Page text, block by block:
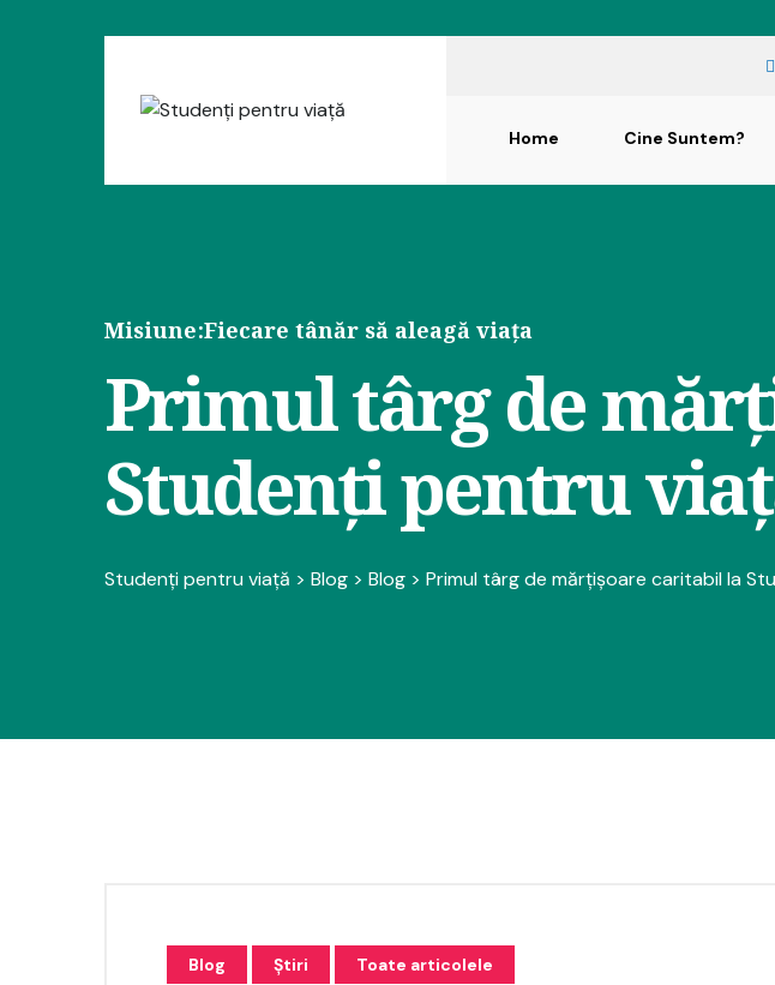
Home Cine Suntem?
Misiune:Fiecare tânăr să aleagă viața
Primul târg de
Studenți pentru
Studenți pentru viață > Blog > Blog > Primul târg de mărțișoare caritabil la
Blog Știri Toate articolele